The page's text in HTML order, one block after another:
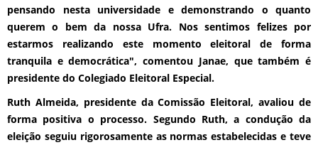
pensando nesta universidade e demonstrando o quanto
querem o bem da nossa Ufra. Nos sentimos felizes por
estarmos realizando este momento eleitoral de forma
tranquila e democrática", comentou Janae, que também é
presidente do Colegiado Eleitoral Especial.
Ruth Almeida, presidente da Comissão Eleitoral, avaliou de
forma positiva o processo. Segundo Ruth, a condução da
eleição seguiu rigorosamente as normas estabelecidas e teve